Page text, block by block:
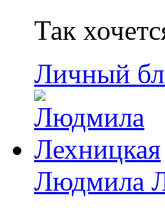
Так
Личный
Людмила